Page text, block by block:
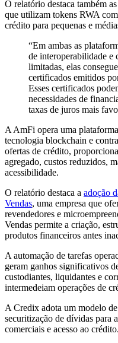
O relatório destaca também
que utilizam tokens RWA
crédito para pequenas e
“Em ambas as
de interoperabilidade e
limitadas, elas
certificados emitidos
Esses certificados
necessidades de
taxas de juros mais
A AmFi opera uma
tecnologia blockchain e
ofertas de crédito,
agregado, custos reduzidos,
acessibilidade.
O relatório destaca a adoção
Vendas, uma empresa que
revendedores e
Vendas permite a criação,
produtos financeiros antes
A automação de tarefas
geram ganhos significativos
custodiantes, liquidantes e
intermedeiam operações de
A Credix adota um modelo
securitização de dívidas para
comerciais e acesso ao crédito.